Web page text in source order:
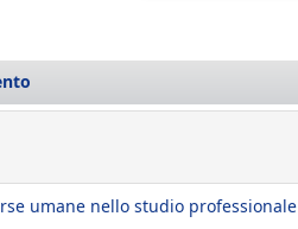
umane nello studio professionale